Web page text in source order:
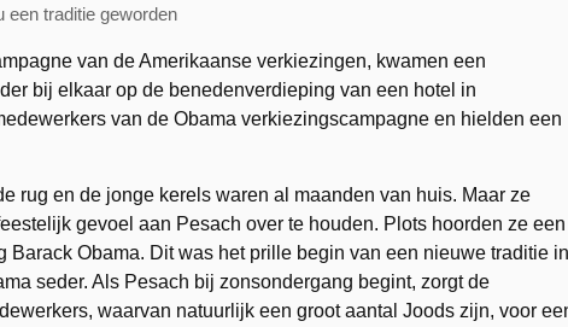
een traditie geworden
van de Amerikaanse verkiezingen, kwamen een
bij elkaar op de benedenverdieping van een hotel in
van de Obama verkiezingscampagne en hielden een
rug en de jonge kerels waren al maanden van huis. Maar ze
gevoel aan Pesach over te houden. Plots hoorden ze een
Barack Obama. Dit was het prille begin van een nieuwe traditie in
seder. Als Pesach bij zonsondergang begint, zorgt de
waarvan natuurlijk een groot aantal Joods zijn, voor